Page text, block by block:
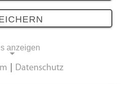
Fahrrad zum
anzeigen
Datenschutz